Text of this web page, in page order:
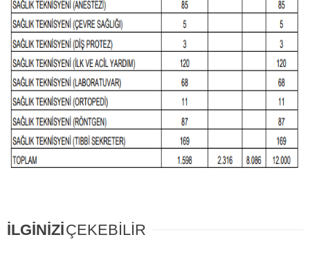
İLGİNİZİÇEKEBİLİR